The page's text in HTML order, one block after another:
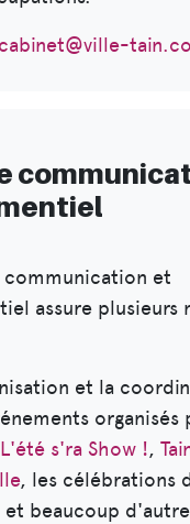
cabinet@ville-
communication et
assure plusieurs
et la
organisés
L'été s'ra Show !,
, les célébrations
beaucoup